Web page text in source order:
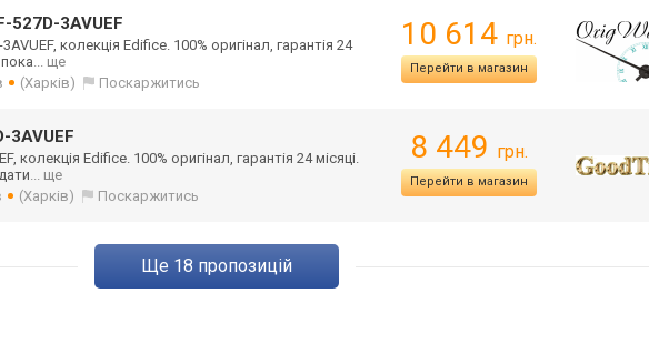
527D-3AVUEF
колекція Edifice. 100% оригінал, гарантія 24
... ще
(Харків) Поскаржитись
10 614 грн.
Перейти в магазин
3AVUEF
колекція Edifice. 100% оригінал, гарантія 24 місяці.
... ще
(Харків) Поскаржитись
8 449 грн.
Перейти в магазин
ще 18 пропозицій